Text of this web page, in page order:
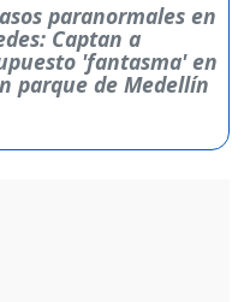
paranormales en
Captan a
'fantasma' en
parque de Medellín